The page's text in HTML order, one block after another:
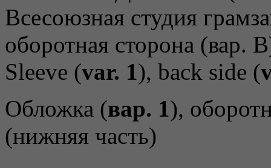
Sleeve (var. 1), back side (
Обложка (вар. 1),
(нижняя часть)